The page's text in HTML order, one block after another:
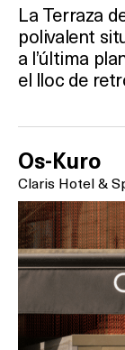
On?
La Terraza
polivalent
a l’última
el lloc de
Os-Kuro
Claris Hotel &